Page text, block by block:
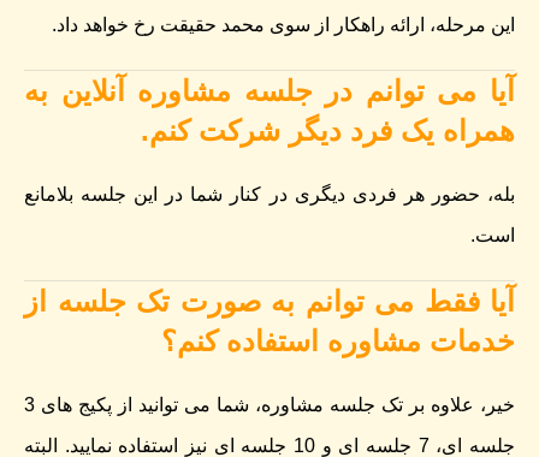
این مرحله، ارائه راهکار از سوی محمد حقیقت رخ خواهد داد.
آیا می توانم در جلسه مشاوره آنلاین به
همراه یک فرد دیگر شرکت کنم.
بله، حضور هر فردی دیگری در کنار شما در این جلسه بلامانع
است.
آیا فقط می توانم به صورت تک جلسه از
خدمات مشاوره استفاده کنم؟
خیر، علاوه بر تک جلسه مشاوره، شما می توانید از پکیج های 3
جلسه ای، 7 جلسه ای و 10 جلسه ای نیز استفاده نمایید. البته